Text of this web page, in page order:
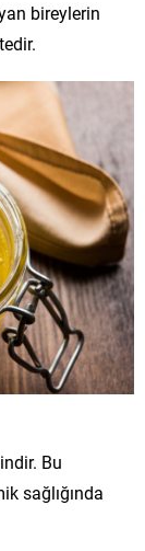
bireylerin
Bu
sağlığında